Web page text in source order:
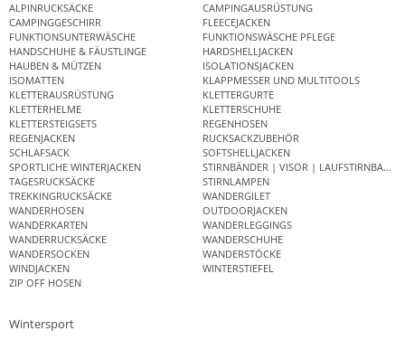
ALPINRUCKSÄCKE
CAMPINGAUSRÜSTUNG
CAMPINGGESCHIRR
FLEECEJACKEN
FUNKTIONSUNTERWÄSCHE
FUNKTIONSWÄSCHE PFLEGE
HANDSCHUHE & FÄUSTLINGE
HARDSHELLJACKEN
HAUBEN & MÜTZEN
ISOLATIONSJACKEN
ISOMATTEN
KLAPPMESSER UND MULTITOOLS
KLETTERAUSRÜSTUNG
KLETTERGURTE
KLETTERHELME
KLETTERSCHUHE
KLETTERSTEIGSETS
REGENHOSEN
REGENJACKEN
RUCKSACKZUBEHÖR
SCHLAFSACK
SOFTSHELLJACKEN
SPORTLICHE WINTERJACKEN
STIRNBÄNDER | VISOR | LAUFSTIRNBAND
TAGESRUCKSÄCKE
STIRNLAMPEN
TREKKINGRUCKSÄCKE
WANDERGILET
WANDERHOSEN
OUTDOORJACKEN
WANDERKARTEN
WANDERLEGGINGS
WANDERRUCKSÄCKE
WANDERSCHUHE
WANDERSOCKEN
WANDERSTÖCKE
WINDJACKEN
WINTERSTIEFEL
ZIP OFF HOSEN
Wintersport